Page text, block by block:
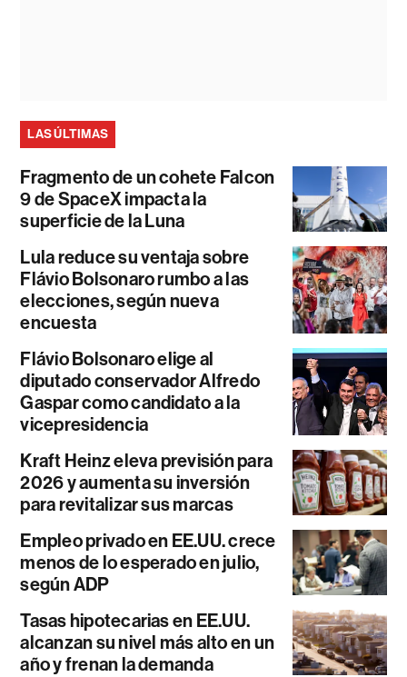
LAS ÚLTIMAS
Fragmento de un cohete Falcon
9 de SpaceX impacta la
superficie de la Luna
Lula reduce su ventaja sobre
Flávio Bolsonaro rumbo a las
elecciones, según nueva
encuesta
Flávio Bolsonaro elige al
diputado conservador Alfredo
Gaspar como candidato a la
vicepresidencia
Kraft Heinz eleva previsión para
2026 y aumenta su inversión
para revitalizar sus marcas
Empleo privado en EE.UU. crece
menos de lo esperado en julio,
según ADP
Tasas hipotecarias en EE.UU.
alcanzan su nivel más alto en un
año y frenan la demanda